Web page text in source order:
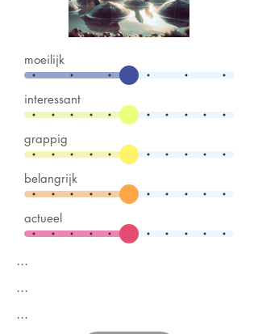
moeilijk
interessant
grappig
belangrijk
actueel
...
...
...